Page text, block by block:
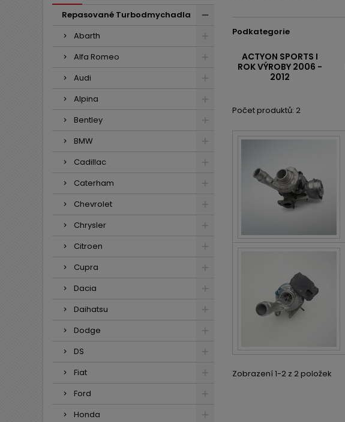
Repasované Turbodmychadla
Abarth
Alfa Romeo
Audi
Alpina
Bentley
BMW
Cadillac
Caterham
Chevrolet
Chrysler
Citroen
Cupra
Dacia
Daihatsu
Dodge
DS
Fiat
Ford
Honda
Podkategorie
ACTYON SPORTS I
ROK VÝROBY 2006 -
2012
Počet produktů: 2
Zobrazení 1-2 z 2 položek